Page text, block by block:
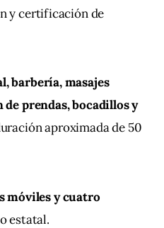
y certificación de
barbería, masajes
prendas, bocadillos y
aproximada de 50
móviles y cuatro
estatal.